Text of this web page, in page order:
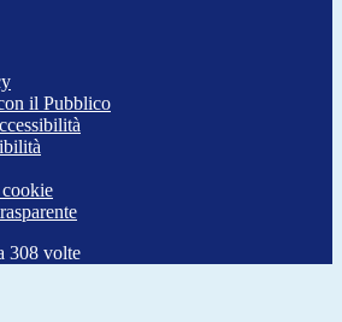
il Pubblico
cookie
308 volte